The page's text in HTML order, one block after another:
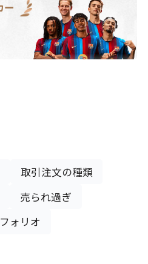
ー
取引注文の種類
売られ過ぎ
ォリオ